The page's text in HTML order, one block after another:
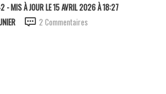
- MIS À JOUR LE 15 AVRIL 2026 À 18:27
2 Commentaires